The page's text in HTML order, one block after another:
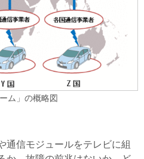
ム」の概略図
信モジュールをテレビに組